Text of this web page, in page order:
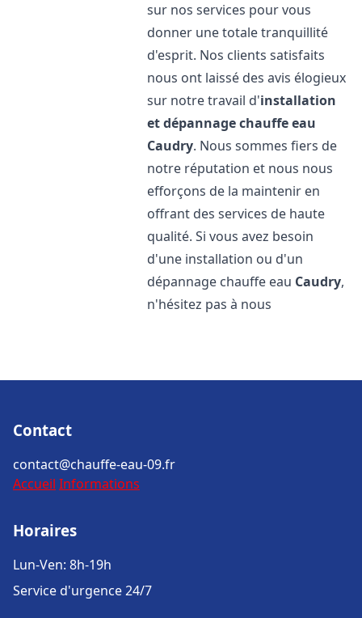
sur nos services pour vous
donner une totale tranquillité
d'esprit. Nos clients satisfaits
nous ont laissé des avis élogieux
sur notre travail d'installation
et dépannage chauffe eau
Caudry. Nous sommes fiers de
notre réputation et nous nous
efforçons de la maintenir en
offrant des services de haute
qualité. Si vous avez besoin
d'une installation ou d'un
dépannage chauffe eau Caudry,
n'hésitez pas à nous
Contact
contact@chauffe-eau-09.fr
Accueil Informations
Horaires
Lun-Ven: 8h-19h
Service d'urgence 24/7